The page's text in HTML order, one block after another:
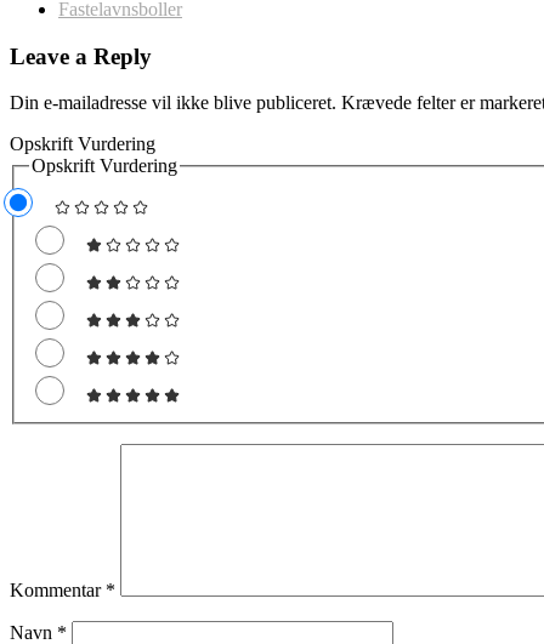
Fastelavnsboller
Leave a Reply
Din e-mailadresse vil ikke blive publiceret. Krævede felter er
Opskrift Vurdering
Opskrift Vurdering
Kommentar *
Navn *